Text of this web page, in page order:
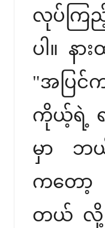
လုပ်ကြ
ပါ။ န
"အပြ
ကိုယ့်ရဲ့ ရ
မှာ ဘ
ကတော့
တယ် လို့ အ